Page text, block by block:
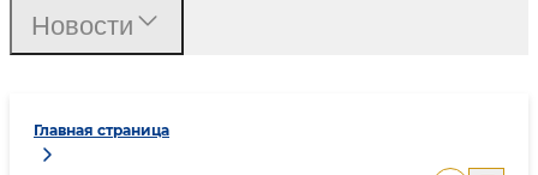
Главная страница
Новости